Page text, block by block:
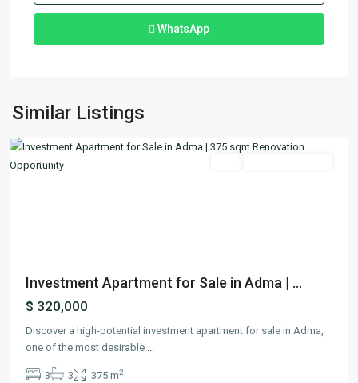
WhatsApp
Similar Listings
Adma
Keserwan
Featured
Investment Apartment for Sale in Adma | ...
$ 320,000
Discover a high-potential investment apartment for sale in Adma,
one of the most desirable
3 3 375 m2